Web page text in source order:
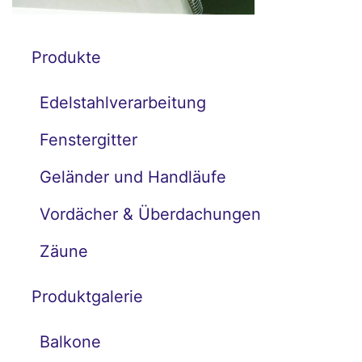
Produkte
Edelstahlverarbeitung
Fenstergitter
Geländer und Handläufe
Vordächer & Überdachungen
Zäune
Produktgalerie
Balkone